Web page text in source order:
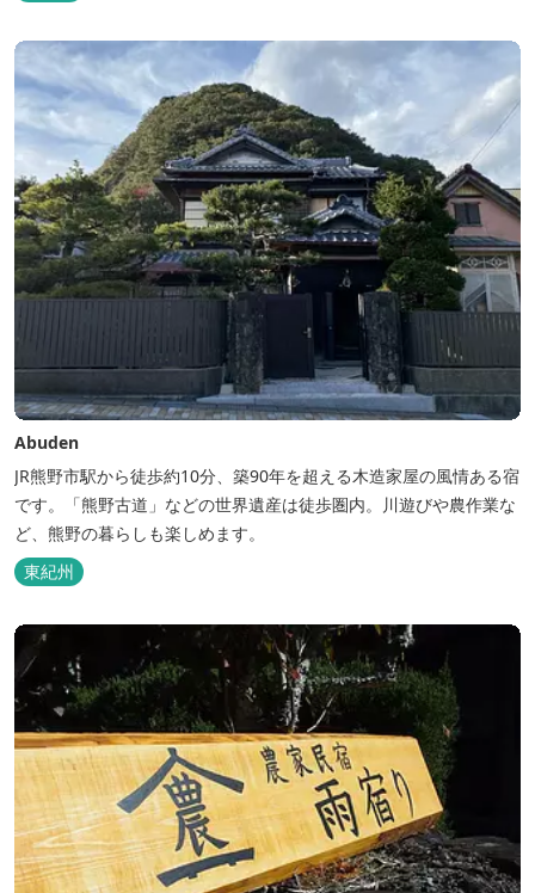
Abuden
JR熊野市駅から徒歩約10分、築90年を超える木造家屋の風情ある宿
です。「熊野古道」などの世界遺産は徒歩圏内。川遊びや農作業な
ど、熊野の暮らしも楽しめます。
東紀州